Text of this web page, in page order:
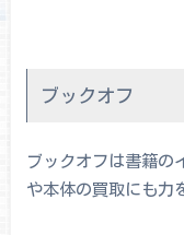
ブックオフ
ブックオフは書籍の
や本体の買取にも力